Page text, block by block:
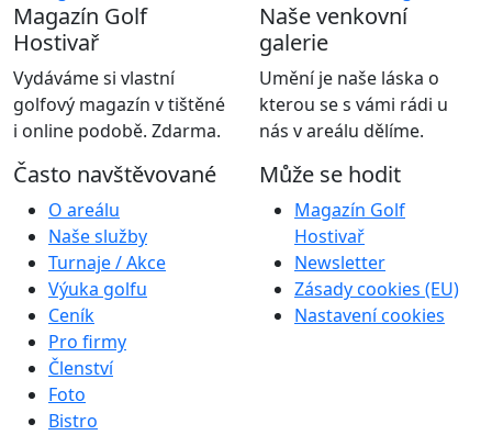
Magazín Golf
Hostivař
Vydáváme si vlastní
golfový magazín v tištěné
i online podobě. Zdarma.
Naše venkovní
galerie
Umění je naše láska o
kterou se s vámi rádi u
nás v areálu dělíme.
Často navštěvované
O areálu
Naše služby
Turnaje / Akce
Výuka golfu
Ceník
Pro firmy
Členství
Foto
Bistro
Může se hodit
Magazín Golf
Hostivař
Newsletter
Zásady cookies (EU)
Nastavení cookies